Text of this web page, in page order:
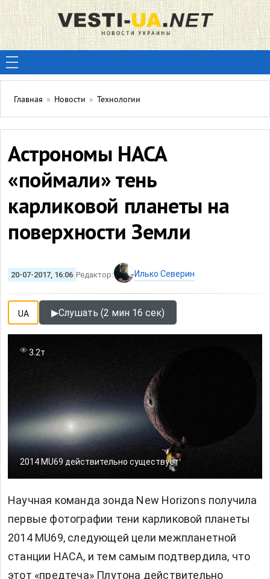
Главная » Новости » Технологии
Астрономы НАСА
«поймали» тень
карликовой планеты на
поверхности Земли
20-07-2017, 16:06 Редактор: Илько Северин
UA ▶Слушать (2 мин 16 сек)
2014 MU69 действительно существует
3.2т
Научная команда зонда New Horizons получила
первые фотографии тени карликовой планеты
2014 MU69, следующей цели межпланетной
станции НАСА, и тем самым подтвердила, что
этот «предтеча» Плутона действительно